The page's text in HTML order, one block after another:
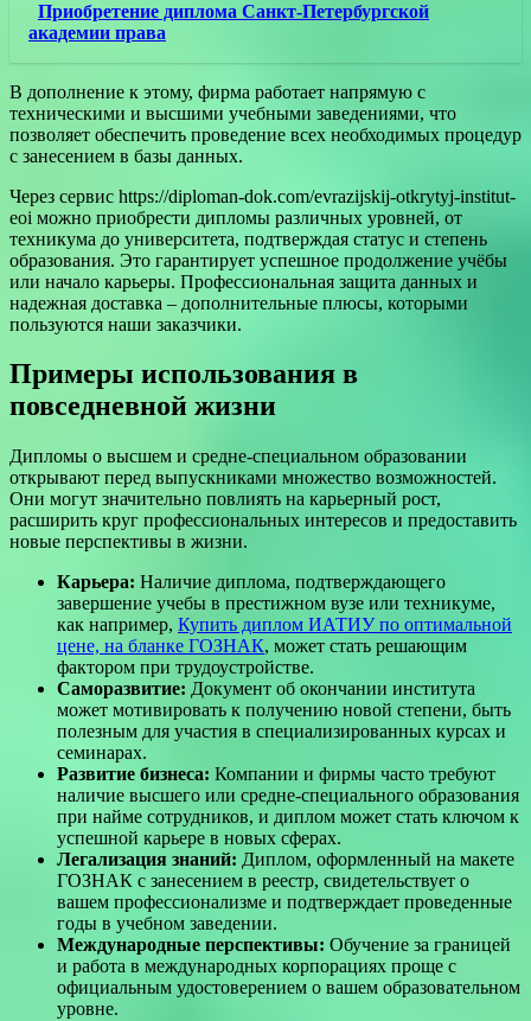
Приобретение диплома Санкт-Петербургской
академии права
В дополнение к этому, фирма работает напрямую с
техническими и высшими учебными заведениями, что
позволяет обеспечить проведение всех необходимых процедур
с занесением в базы данных.
Через сервис https://diploman-dok.com/evrazijskij-otkrytyj-institut-
eoi можно приобрести дипломы различных уровней, от
техникума до университета, подтверждая статус и степень
образования. Это гарантирует успешное продолжение учёбы
или начало карьеры. Профессиональная защита данных и
надежная доставка – дополнительные плюсы, которыми
пользуются наши заказчики.
Примеры использования в
повседневной жизни
Дипломы о высшем и средне-специальном образовании
открывают перед выпускниками множество возможностей.
Они могут значительно повлиять на карьерный рост,
расширить круг профессиональных интересов и предоставить
новые перспективы в жизни.
Карьера: Наличие диплома, подтверждающего
завершение учебы в престижном вузе или техникуме,
как например, Купить диплом ИАТИУ по оптимальной
цене, на бланке ГОЗНАК, может стать решающим
фактором при трудоустройстве.
Саморазвитие: Документ об окончании института
может мотивировать к получению новой степени, быть
полезным для участия в специализированных курсах и
семинарах.
Развитие бизнеса: Компании и фирмы часто требуют
наличие высшего или средне-специального образования
при найме сотрудников, и диплом может стать ключом к
успешной карьере в новых сферах.
Легализация знаний: Диплом, оформленный на макете
ГОЗНАК с занесением в реестр, свидетельствует о
вашем профессионализме и подтверждает проведенные
годы в учебном заведении.
Международные перспективы: Обучение за границей
и работа в международных корпорациях проще с
официальным удостоверением о вашем образовательном
уровне.